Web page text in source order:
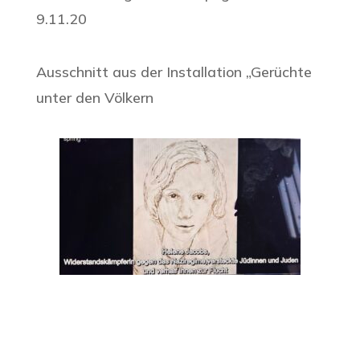
9.11.20
Ausschnitt aus der Installation „Gerüchte
unter den Völkern